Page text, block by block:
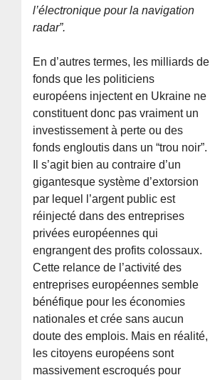
l’électronique pour la navigation
radar”.
En d’autres termes, les milliards de
fonds que les politiciens
européens injectent en Ukraine ne
constituent donc pas vraiment un
investissement à perte ou des
fonds engloutis dans un “trou noir”.
Il s’agit bien au contraire d’un
gigantesque système d’extorsion
par lequel l’argent public est
réinjecté dans des entreprises
privées européennes qui
engrangent des profits colossaux.
Cette relance de l’activité des
entreprises européennes semble
bénéfique pour les économies
nationales et crée sans aucun
doute des emplois. Mais en réalité,
les citoyens européens sont
massivement escroqués pour